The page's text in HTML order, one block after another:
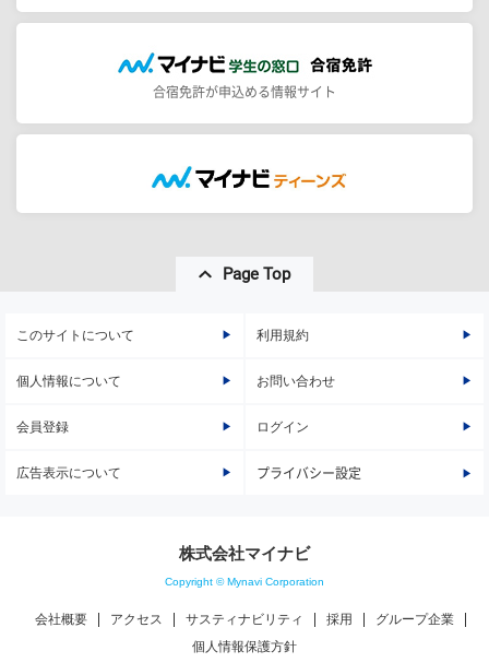
合宿免許が申込める情報サイト
Page Top
このサイトについて 利用規約
個人情報について お問い合わせ
会員登録 ログイン
広告表示について プライバシー設定
株式会社マイナビ
Copyright © Mynavi Corporation
会社概要 アクセス サスティナビリティ 採用
グループ企業
個人情報保護方針